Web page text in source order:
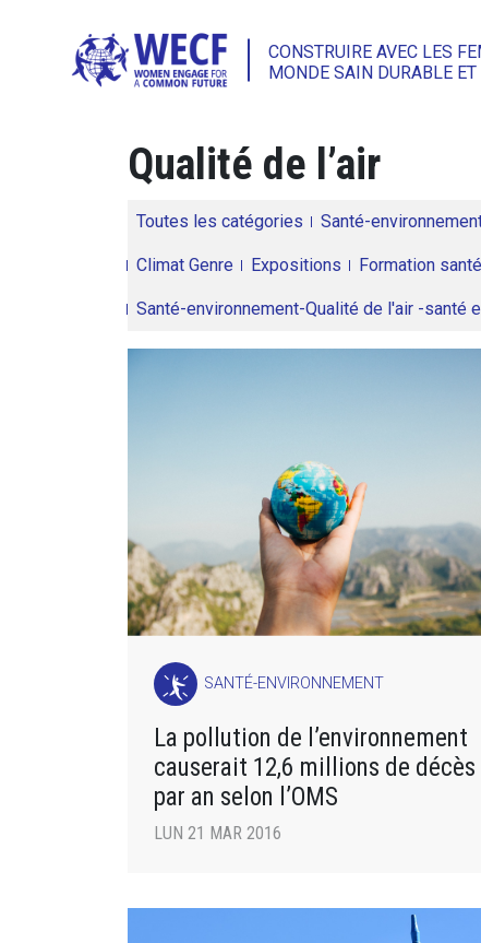
CONSTRUIRE AVEC LES
MONDE SAIN DURABLE
Qualité de l’air
Toutes les catégories Santé-
Climat Genre Expositions Formation
Santé-environnement-Qualité de l'air -santé
SANTÉ-ENVIRONNEMENT
La pollution de l’environnement
causerait 12,6 millions de décès
par an selon l’OMS
LUN 21 MAR 2016